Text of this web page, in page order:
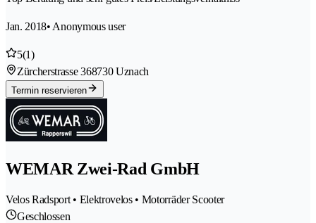
Jan. 2018• Anonymous user
5(1)
Zürcherstrasse 368730 Uznach
Termin reservieren
WEMAR Zwei-Rad GmbH
Velos Radsport • Elektrovelos • Motorräder Scooter
Geschlossen